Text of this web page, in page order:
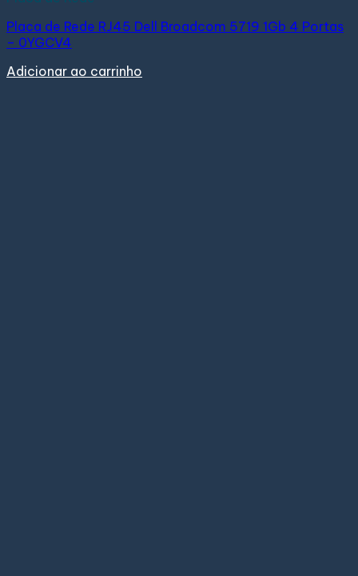
Placa de Rede RJ45 Dell Broadcom 5719 1Gb 4 Portas
– 0YGCV4
Adicionar ao carrinho